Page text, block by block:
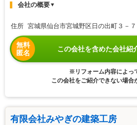
会社の概要▼
住所 宮城県仙台市宮城野区日の出町３－７
無料
匿名
この会社を含めた会社紹
※リフォーム内容によっ
この会社をご紹介できない場合
有限会社みやぎの建築工房